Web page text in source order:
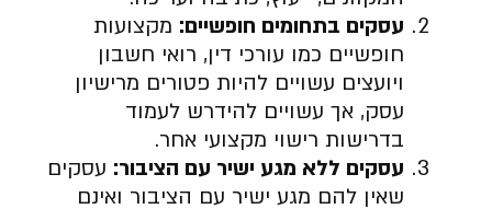
עסקים בתחומים חופשיים: מקצועות
חופשיים כמו עורכי דין, רואי חשבון
ויועצים עשויים להיות פטורים מרישיון
עסק, אך עשויים להידרש לעמוד
בדרישות רישוי מקצועי אחר.
עסקים ללא מגע ישיר עם הציבור: עסקים
שאין להם מגע ישיר עם הציבור ואינם